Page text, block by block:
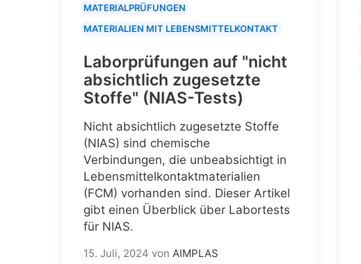
MATERIALPRÜFUNGEN
MATERIALIEN MIT LEBENSMITTELKONTAKT
Laborprüfungen auf "nicht
absichtlich zugesetzte
Stoffe" (NIAS-Tests)
Nicht absichtlich zugesetzte Stoffe
(NIAS) sind chemische
Verbindungen, die unbeabsichtigt in
Lebensmittelkontaktmaterialien
(FCM) vorhanden sind. Dieser Artikel
gibt einen Überblick über Labortests
für NIAS.
15. Juli, 2024 von AIMPLAS